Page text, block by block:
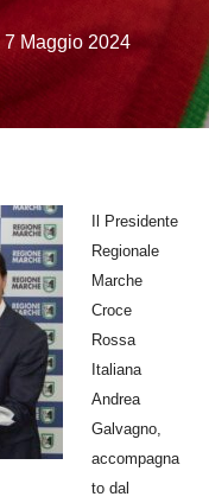
7 Maggio 2024
Il Presidente
Regionale
Marche
Croce
Rossa
Italiana
Andrea
Galvagno,
accompagna
to dal